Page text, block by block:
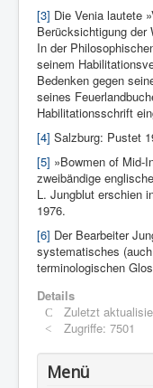
[3] Die Venia lautete
Berücksichtigung der
In der
seinem
Bedenken gegen
seines
Habilitationsschrift
[4] Salzburg: Pustet
[5] »Bowmen of Mid-
zweibändige
L. Jungblut erschien
1976.
[6] Der Bearbeiter
systematisches
terminologischen
Details
Zuletzt
Zugriffe: 7501
Menü